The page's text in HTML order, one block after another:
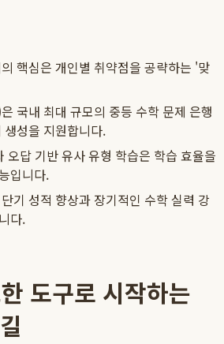
핵심은 개인별 취약점을 공략하는 '맞
국내 최대 규모의 중등 수학 문제 은행
성을 지원합니다.
오답 기반 유사 유형 학습은 학습 효율을
입니다.
기 성적 향상과 장기적인 수학 실력 강
다.
도구로 시작하는